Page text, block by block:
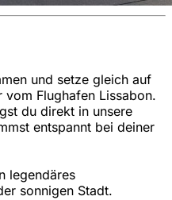
und setze gleich auf
vom Flughafen Lissabon.
du direkt in unsere
entspannt bei deiner
legendäres
sonnigen Stadt.